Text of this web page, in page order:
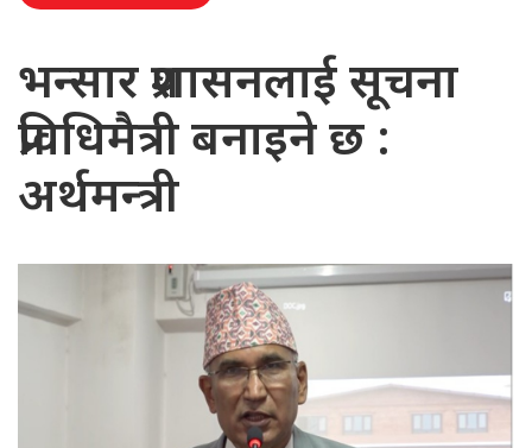
भन्सार प्रशासनलाई सूचना
प्रविधिमैत्री बनाइने छ :
अर्थमन्त्री